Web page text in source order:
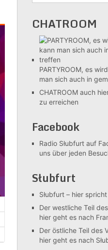
CHATROOM
PARTYROOM, es
man sich auch in
CHATROOM auch
zu erreichen
Facebook
Radio Słubfurt auf
uns über jeden
Słubfurt
Słubfurt – hier
Der westliche Teil
hier geht es nach
Der östliche Teil des
hier geht es nach